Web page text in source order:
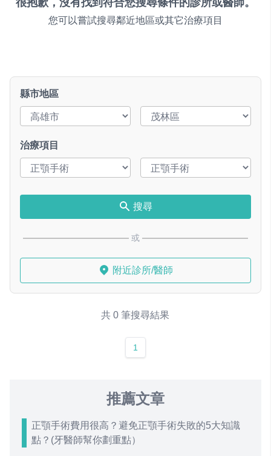
很抱歉，沒有找到符合您搜尋條件的診所或醫師。
您可以嘗試搜尋鄰近地區或其它治療項目
縣市地區
治療項目
搜尋
或
附近診所/醫師
共 0 筆搜尋結果
1
推薦文章
正顎手術費用很高？避免正顎手術失敗的5大知識
點？(牙醫師幫你劃重點）